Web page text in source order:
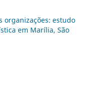
organizações: estudo
em Marília, São